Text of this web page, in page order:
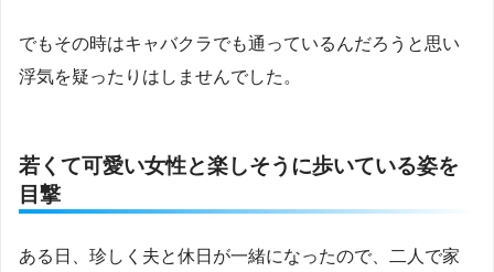
でもその時はキャバクラでも通っているんだろうと思い
浮気を疑ったりはしませんでした。
若くて可愛い女性と楽しそうに歩いている姿を
目撃
ある日、珍しく夫と休日が一緒になったので、二人で家